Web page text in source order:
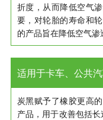
折度，从而降低空气
要，对轮胎的寿命和
的产品旨在降低空气渗
适用于卡车、公共
产品
炭黑赋予了橡胶更高
产品，用于改善包括